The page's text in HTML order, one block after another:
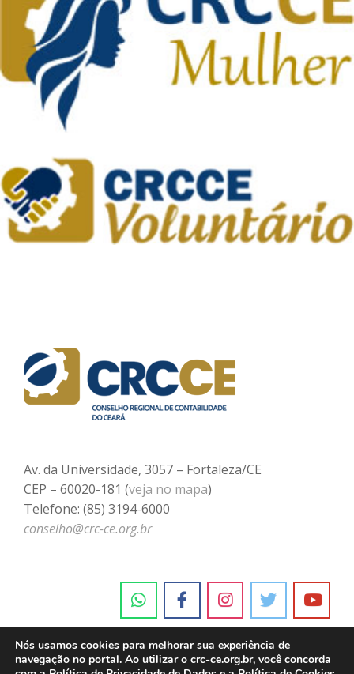
Av. da Universidade, 3057 – Fortaleza/CE
CEP – 60020-181 (veja no mapa)
Telefone: (85) 3194-6000
conselho@crc-ce.org.br
Nós usamos cookies para melhorar sua experiência de
navegação no portal. Ao utilizar o crc-ce.org.br, você concorda